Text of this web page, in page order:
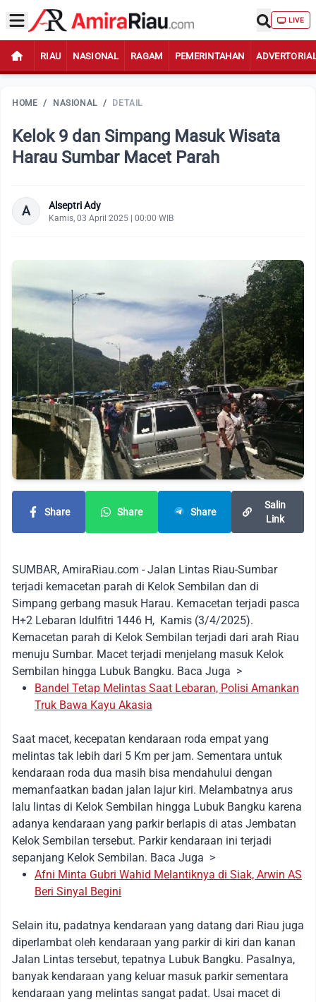
LIVE
RIAU NASIONAL RAGAM PEMERINTAHAN
HOME / NASIONAL / DETAIL
Kelok 9 dan Simpang Masuk Wisata
Harau Sumbar Macet Parah
A Alseptri Ady
Kamis, 03 April 2025 | 00:00 WIB
Share Share Share
Salin
Link
SUMBAR, AmiraRiau.com - Jalan Lintas Riau-Sumbar
terjadi kemacetan parah di Kelok Sembilan dan di
Simpang gerbang masuk Harau. Kemacetan terjadi pasca
H+2 Lebaran Idulfitri 1446 H, Kamis (3/4/2025).
Kemacetan parah di Kelok Sembilan terjadi dari arah Riau
menuju Sumbar. Macet terjadi menjelang masuk Kelok
Sembilan hingga Lubuk Bangku. Baca Juga >
Bandel Tetap Melintas Saat Lebaran, Polisi Amankan
Truk Bawa Kayu Akasia
Saat macet, kecepatan kendaraan roda empat yang
melintas tak lebih dari 5 Km per jam. Sementara untuk
kendaraan roda dua masih bisa mendahului dengan
memanfaatkan badan jalan lajur kiri. Melambatnya arus
lalu lintas di Kelok Sembilan hingga Lubuk Bangku karena
adanya kendaraan yang parkir berlapis di atas Jembatan
Kelok Sembilan tersebut. Parkir kendaraan ini terjadi
sepanjang Kelok Sembilan. Baca Juga >
Afni Minta Gubri Wahid Melantiknya di Siak, Arwin AS
Beri Sinyal Begini
Selain itu, padatnya kendaraan yang datang dari Riau juga
diperlambat oleh kendaraan yang parkir di kiri dan kanan
Jalan Lintas tersebut, tepatnya Lubuk Bangku. Pasalnya,
banyak kendaraan yang keluar masuk parkir sementara
kendaraan yang melintas sangat padat. Usai macet di